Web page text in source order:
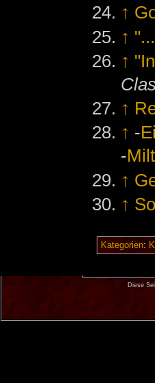
↑
↑
↑
↑
↑ -
-
↑
↑
Kategorien:
Diese